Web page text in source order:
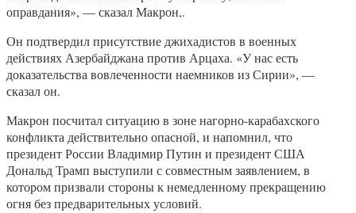
оправдания», — сказал Макрон,.
Он подтвердил присутствие джихадистов в военных
действиях Азербайджана против Арцаха. «У нас есть
доказательства вовлеченности наемников из Сирии», —
сказал он.
Макрон посчитал ситуацию в зоне нагорно-карабахского
конфликта действительно опасной, и напомнил, что
президент России Владимир Путин и президент США
Дональд Трамп выступили с совместным заявлением, в
котором призвали стороны к немедленному прекращению
огня без предварительных условий.